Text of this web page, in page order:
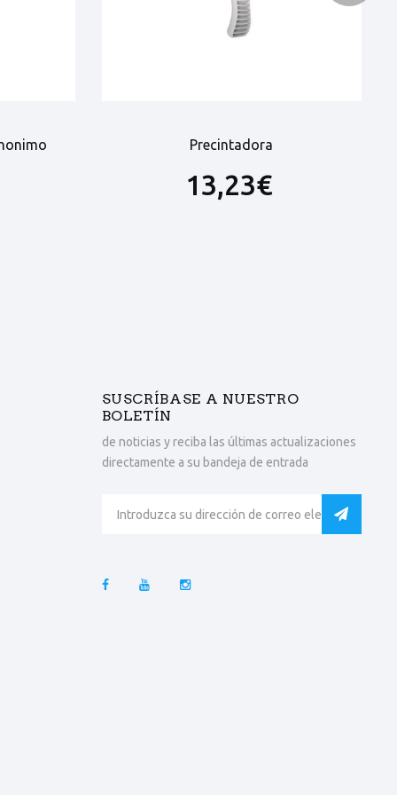
Precintadora
13,23€
SUSCRÍBASE A NUESTRO
BOLETÍN
de noticias y reciba las últimas actualizaciones
directamente a su bandeja de entrada